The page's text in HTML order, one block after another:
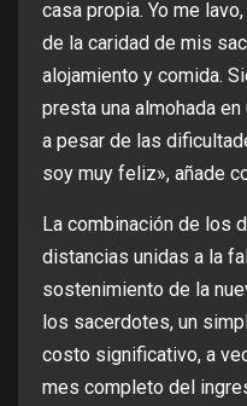
casa propia. Yo me
de la caridad de mis
alojamiento y comida.
presta una almohada
a pesar de las
soy muy feliz», añade
La combinación de los
distancias unidas a la
sostenimiento de la
los sacerdotes, un
costo significativo, a
mes completo del